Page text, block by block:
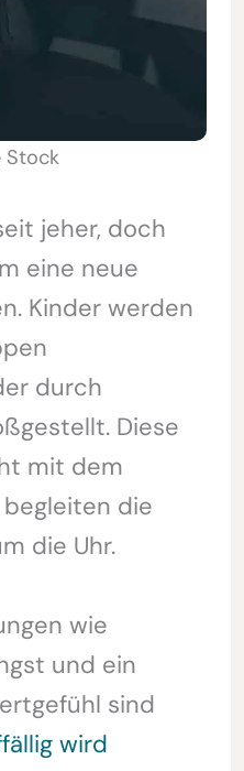
Stock
jeher, doch
eine neue
Kinder werden
durch
Diese
mit dem
begleiten die
die Uhr.
wie
und ein
sind
wird